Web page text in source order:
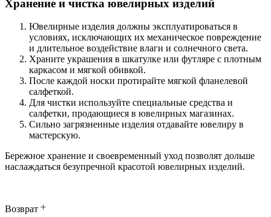
Хранение и чистка ювелирных изделий
Ювелирные изделия должны эксплуатироваться в
условиях, исключающих их механическое повреждение
и длительное воздействие влаги и солнечного света.
Храните украшения в шкатулке или футляре с плотным
каркасом и мягкой обивкой.
После каждой носки протирайте мягкой фланелевой
салфеткой.
Для чистки используйте специальные средства и
салфетки, продающиеся в ювелирных магазинах.
Сильно загрязненные изделия отдавайте ювелиру в
мастерскую.
Бережное хранение и своевременный уход позволят дольше
наслаждаться безупречной красотой ювелирных изделий.
Возврат